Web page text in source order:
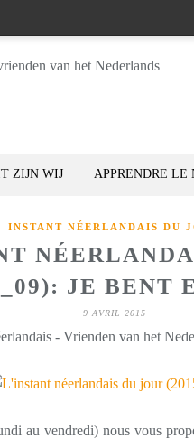
ZIJN WIJ APPRENDRE
INSTANT NÉERLANDAIS DU
JE BENT
9 AVRIL 2015
- Vrienden van het
au vendredi) nous vous